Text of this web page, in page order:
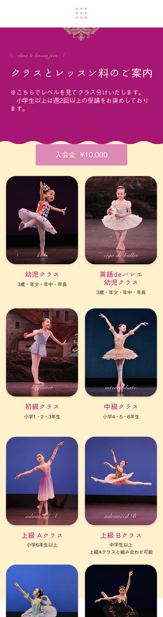
※こちらでレベルを見てクラス分けいたします。
小学生以上は週2回以上の受講をお奨めしており
ます。